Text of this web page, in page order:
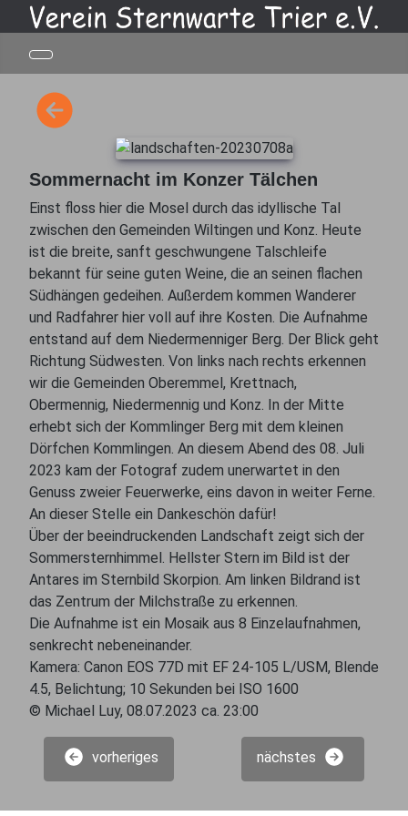
Sommernacht im Konzer Tälchen
Einst floss hier die Mosel durch das idyllische Tal
zwischen den Gemeinden Wiltingen und Konz. Heute
ist die breite, sanft geschwungene Talschleife
bekannt für seine guten Weine, die an seinen flachen
Südhängen gedeihen. Außerdem kommen Wanderer
und Radfahrer hier voll auf ihre Kosten. Die Aufnahme
entstand auf dem Niedermenniger Berg. Der Blick geht
Richtung Südwesten. Von links nach rechts erkennen
wir die Gemeinden Oberemmel, Krettnach,
Obermennig, Niedermennig und Konz. In der Mitte
erhebt sich der Kommlinger Berg mit dem kleinen
Dörfchen Kommlingen. An diesem Abend des 08. Juli
2023 kam der Fotograf zudem unerwartet in den
Genuss zweier Feuerwerke, eins davon in weiter Ferne.
An dieser Stelle ein Dankeschön dafür!
Über der beeindruckenden Landschaft zeigt sich der
Sommersternhimmel. Hellster Stern im Bild ist der
Antares im Sternbild Skorpion. Am linken Bildrand ist
das Zentrum der Milchstraße zu erkennen.
Die Aufnahme ist ein Mosaik aus 8 Einzelaufnahmen,
senkrecht nebeneinander.
Kamera: Canon EOS 77D mit EF 24-105 L/USM, Blende
4.5, Belichtung; 10 Sekunden bei ISO 1600
© Michael Luy, 08.07.2023 ca. 23:00
vorheriges nächstes